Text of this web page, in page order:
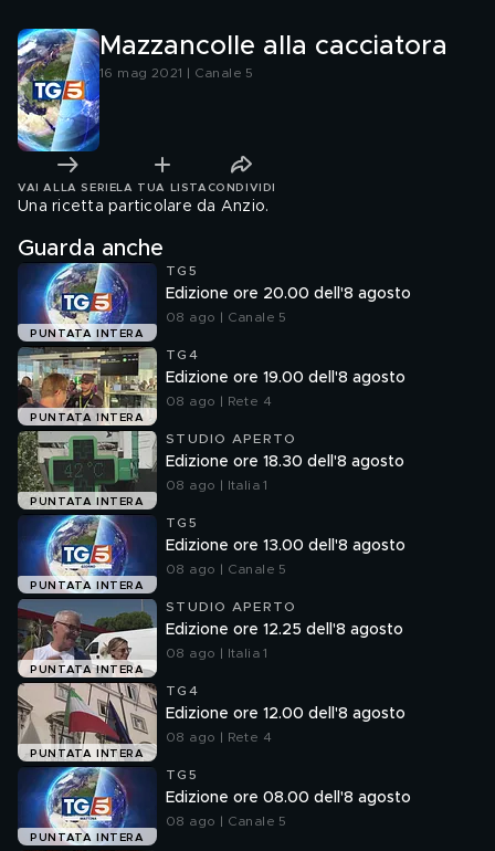
Mazzancolle alla cacciatora
16 mag 2021 | Canale 5
VAI ALLA SERIE LA TUA LISTA CONDIVIDI
Una ricetta particolare da Anzio.
Guarda anche
PUNTATA INTERA
TG5
Edizione ore 20.00 dell'8 agosto
08 ago | Canale 5
PUNTATA INTERA
TG4
Edizione ore 19.00 dell'8 agosto
08 ago | Rete 4
PUNTATA INTERA
STUDIO APERTO
Edizione ore 18.30 dell'8 agosto
08 ago | Italia 1
PUNTATA INTERA
TG5
Edizione ore 13.00 dell'8 agosto
08 ago | Canale 5
PUNTATA INTERA
STUDIO APERTO
Edizione ore 12.25 dell'8 agosto
08 ago | Italia 1
PUNTATA INTERA
TG4
Edizione ore 12.00 dell'8 agosto
08 ago | Rete 4
PUNTATA INTERA
TG5
Edizione ore 08.00 dell'8 agosto
08 ago | Canale 5